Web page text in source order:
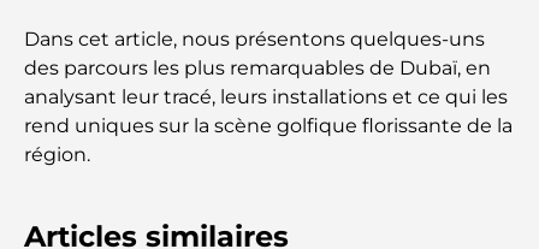
Dans cet article, nous présentons quelques-uns
des parcours les plus remarquables de Dubaï, en
analysant leur tracé, leurs installations et ce qui les
rend uniques sur la scène golfique florissante de la
région.
Articles similaires